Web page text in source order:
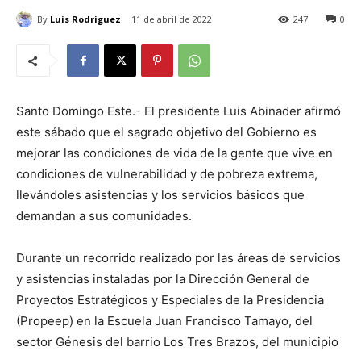
By Luis Rodriguez 11 de abril de 2022 0
247
Santo Domingo Este.- El presidente Luis Abinader afirmó
este sábado que el sagrado objetivo del Gobierno es
mejorar las condiciones de vida de la gente que vive en
condiciones de vulnerabilidad y de pobreza extrema,
llevándoles asistencias y los servicios básicos que
demandan a sus comunidades.
Durante un recorrido realizado por las áreas de servicios
y asistencias instaladas por la Dirección General de
Proyectos Estratégicos y Especiales de la Presidencia
(Propeep) en la Escuela Juan Francisco Tamayo, del
sector Génesis del barrio Los Tres Brazos, del municipio